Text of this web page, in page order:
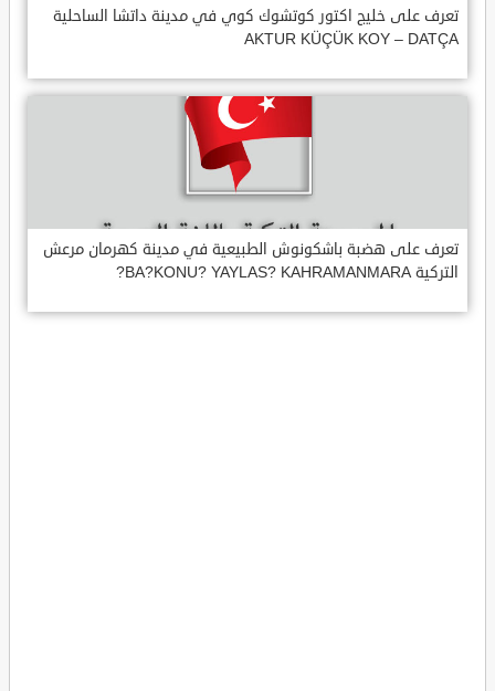
تعرف على خليج اكتور كوتشوك كوي في مدينة داتشا الساحلية
AKTUR KÜÇÜK KOY – DATÇA
تعرف على هضبة باشكونوش الطبيعية في مدينة كهرمان مرعش
التركية BA?KONU? YAYLAS? KAHRAMANMARA?